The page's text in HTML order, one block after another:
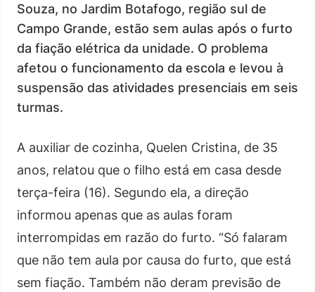
Souza, no Jardim Botafogo, região sul de
Campo Grande, estão sem aulas após o furto
da fiação elétrica da unidade. O problema
afetou o funcionamento da escola e levou à
suspensão das atividades presenciais em seis
turmas.
A auxiliar de cozinha, Quelen Cristina, de 35
anos, relatou que o filho está em casa desde
terça-feira (16). Segundo ela, a direção
informou apenas que as aulas foram
interrompidas em razão do furto. “Só falaram
que não tem aula por causa do furto, que está
sem fiação. Também não deram previsão de